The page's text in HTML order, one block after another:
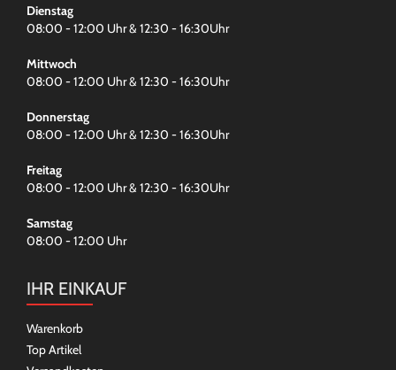
Dienstag
08:00 - 12:00 Uhr & 12:30 - 16:30Uhr
Mittwoch
08:00 - 12:00 Uhr & 12:30 - 16:30Uhr
Donnerstag
08:00 - 12:00 Uhr & 12:30 - 16:30Uhr
Freitag
08:00 - 12:00 Uhr & 12:30 - 16:30Uhr
Samstag
08:00 - 12:00 Uhr
IHR EINKAUF
Warenkorb
Top Artikel